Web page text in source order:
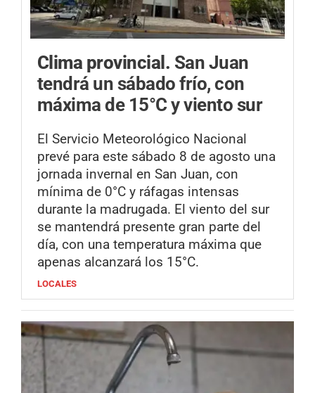
Clima provincial. San Juan
tendrá un sábado frío, con
máxima de 15°C y viento sur
El Servicio Meteorológico Nacional
prevé para este sábado 8 de agosto una
jornada invernal en San Juan, con
mínima de 0°C y ráfagas intensas
durante la madrugada. El viento del sur
se mantendrá presente gran parte del
día, con una temperatura máxima que
apenas alcanzará los 15°C.
LOCALES